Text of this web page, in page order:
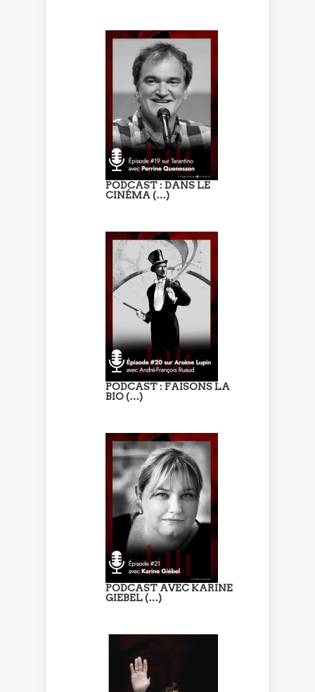
PODCAST : DANS LE
CINÉMA (…)
PODCAST : FAISONS LA
BIO (…)
PODCAST AVEC KARINE
GIEBEL (…)